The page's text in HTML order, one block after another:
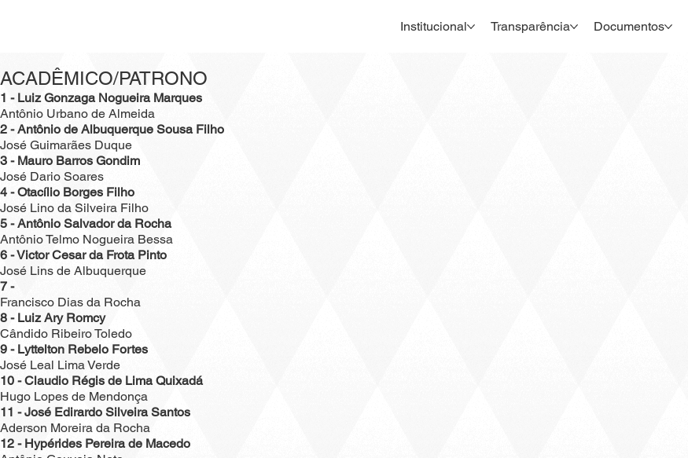
Institucional Transparência Documentos
ACADÊMICO/PATRONO
1 - Luiz Gonzaga Nogueira Marques
Antônio Urbano de Almeida
2 - Antônio de Albuquerque Sousa Filho
José Guimarães Duque
3 - Mauro Barros Gondim
José Dario Soares
4 - Otacílio Borges Filho
José Lino da Silveira Filho
5 - Antônio Salvador da Rocha
Antônio Telmo Nogueira Bessa
6 - Victor Cesar da Frota Pinto
José Lins de Albuquerque
7 -
Francisco Dias da Rocha
8 - Luiz Ary Romcy
Cândido Ribeiro Toledo
9 - Lyttelton Rebelo Fortes
José Leal Lima Verde
10 - Claudio Régis de Lima Quixadá
Hugo Lopes de Mendonça
11 - José Edirardo Silveira Santos
Aderson Moreira da Rocha
12 - Hypérides Pereira de Macedo